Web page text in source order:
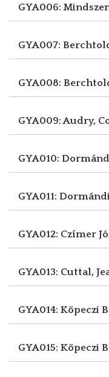
GYA006:
GYA007:
GYA008:
GYA009: Audry,
GYA010:
GYA011:
GYA012: Czímer
GYA013: Cuttal,
GYA014: Köpeczi
GYA015: Köpeczi